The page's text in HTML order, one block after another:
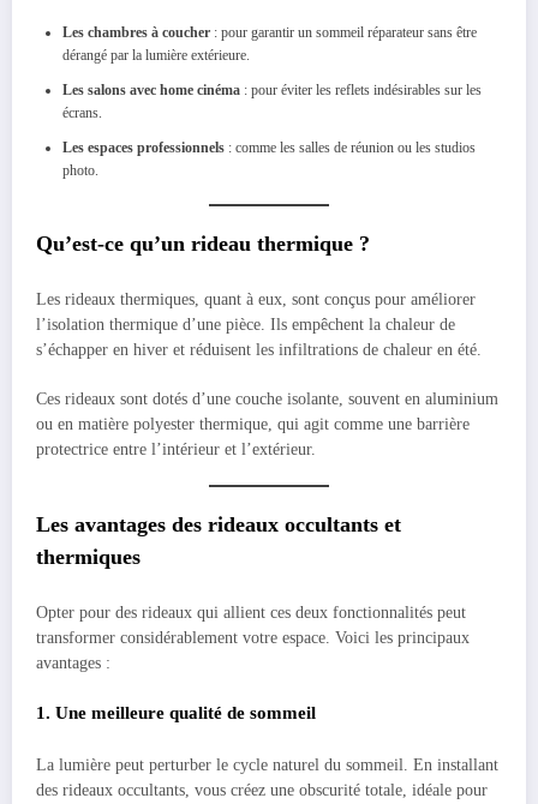
Les chambres à coucher : pour garantir un sommeil réparateur sans être
dérangé par la lumière extérieure.
Les salons avec home cinéma : pour éviter les reflets indésirables sur les
écrans.
Les espaces professionnels : comme les salles de réunion ou les studios
photo.
Qu’est-ce qu’un rideau thermique ?
Les rideaux thermiques, quant à eux, sont conçus pour améliorer
l’isolation thermique d’une pièce. Ils empêchent la chaleur de
s’échapper en hiver et réduisent les infiltrations de chaleur en été.
Ces rideaux sont dotés d’une couche isolante, souvent en aluminium
ou en matière polyester thermique, qui agit comme une barrière
protectrice entre l’intérieur et l’extérieur.
Les avantages des rideaux occultants et
thermiques
Opter pour des rideaux qui allient ces deux fonctionnalités peut
transformer considérablement votre espace. Voici les principaux
avantages :
1. Une meilleure qualité de sommeil
La lumière peut perturber le cycle naturel du sommeil. En installant
des rideaux occultants, vous créez une obscurité totale, idéale pour